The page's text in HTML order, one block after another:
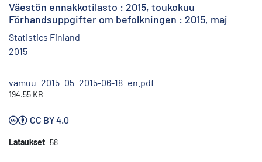
Väestön ennakkotilasto : 2015, toukokuu
Förhandsuppgifter om befolkningen : 2015, maj
Statistics Finland
2015
vamuu_2015_05_2015-06-18_en.pdf
194.55 KB
CC BY 4.0
Lataukset 58